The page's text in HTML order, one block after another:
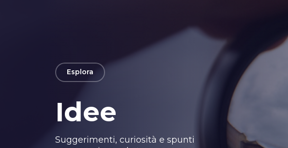
arrow_backEsplora
Idee
Suggerimenti, curiosità e spunti